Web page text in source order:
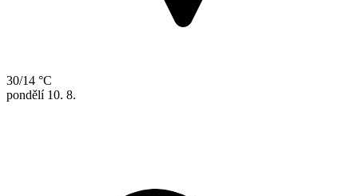
30/14 °C
pondělí 10. 8.